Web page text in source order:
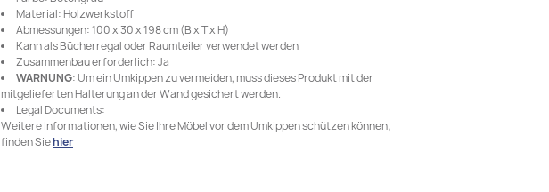
Material: Holzwerkstoff
Abmessungen: 100 x 30 x 198 cm (B x T x H)
Kann als Bücherregal oder Raumteiler verwendet werden
Zusammenbau erforderlich: Ja
WARNUNG: Um ein Umkippen zu vermeiden, muss dieses Produkt mit der
mitgelieferten Halterung an der Wand gesichert werden.
Legal Documents:
Weitere Informationen, wie Sie Ihre Möbel vor dem Umkippen schützen können;
finden Siehier